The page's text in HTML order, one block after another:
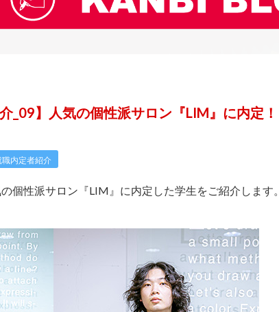
介_09】人気の個性派サロン『LIM』に内定！
職内定者紹介
個性派サロン『LIM』に内定した学生をご紹介します。